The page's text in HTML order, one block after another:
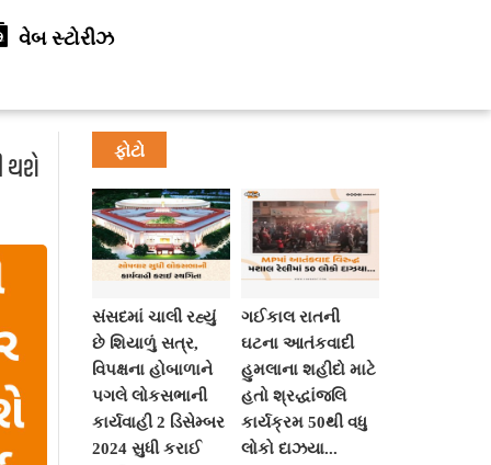
વેબ સ્ટોરીઝ
થશે
ફોટો
સંસદમાં ચાલી રહ્યું
છે શિયાળું સત્ર,
વિપક્ષના હોબાળાને
પગલે લોકસભાની
કાર્યવાહી 2 ડિસેમ્બર
2024 સુધી કરાઈ
ગઈકાલ રાતની
ઘટના આતંકવાદી
હુમલાના શહીદો માટે
હતો શ્રદ્ધાંજલિ
કાર્યક્રમ 50થી વધુ
લોકો દાઝયા...